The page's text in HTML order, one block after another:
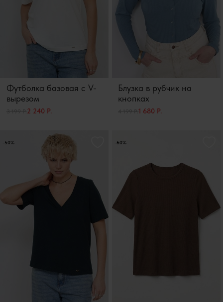
Футболка базовая с V-
вырезом
2 240 Р.
Блузка в рубчик на
кнопках
1 680 Р.
-50% -60%